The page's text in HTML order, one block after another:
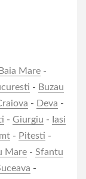
Baia Mare -
- Buzau
- Deva -
- Giurgiu - Iasi
- Pitesti -
Mare - Sfantu
-